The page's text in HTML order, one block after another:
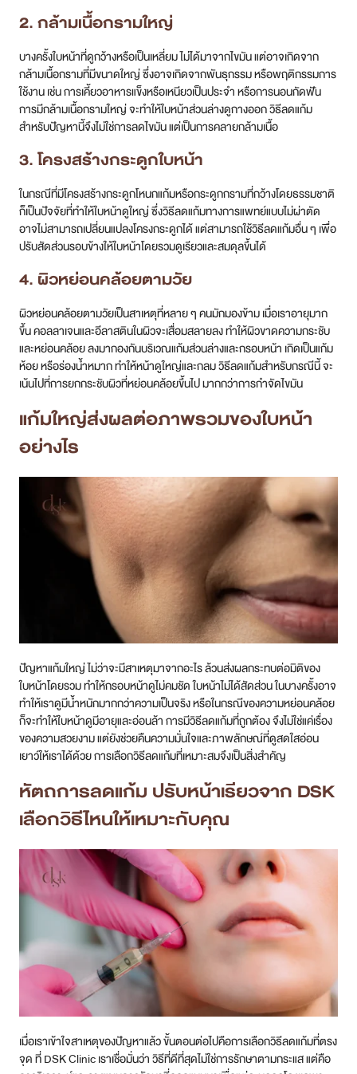
2. กล้ามเนื้อกรามใหญ่
บางครั้งใบหน้าที่ดูกว้างหรือเป็นเหลี่ยม ไม่ได้มาจากไขมัน แต่อาจเกิดจาก
กล้ามเนื้อกรามที่มีขนาดใหญ่ ซึ่งอาจเกิดจากพันธุกรรม หรือพฤติกรรมการ
ใช้งาน เช่น การเคี้ยวอาหารแข็งหรือเหนียวเป็นประจำ หรือการนอนกัดฟัน
การมีกล้ามเนื้อกรามใหญ่ จะทำให้ใบหน้าส่วนล่างดูกางออก วิธีลดแก้ม
สำหรับปัญหานี้จึงไม่ใช่การลดไขมัน แต่เป็นการคลายกล้ามเนื้อ
3. โครงสร้างกระดูกใบหน้า
ในกรณีที่มีโครงสร้างกระดูกโหนกแก้มหรือกระดูกกรามที่กว้างโดยธรรมชาติ
ก็เป็นปัจจัยที่ทำให้ใบหน้าดูใหญ่ ซึ่งวิธีลดแก้มทางการแพทย์แบบไม่ผ่าตัด
อาจไม่สามารถเปลี่ยนแปลงโครงกระดูกได้ แต่สามารถใช้วิธีลดแก้มอื่น ๆ เพื่อ
ปรับสัดส่วนรอบข้างให้ใบหน้าโดยรวมดูเรียวและสมดุลขึ้นได้
4. ผิวหย่อนคล้อยตามวัย
ผิวหย่อนคล้อยตามวัยเป็นสาเหตุที่หลาย ๆ คนมักมองข้าม เมื่อเราอายุมาก
ขึ้น คอลลาเจนและอีลาสตินในผิวจะเสื่อมสลายลง ทำให้ผิวขาดความกระชับ
และหย่อนคล้อย ลงมากองกันบริเวณแก้มส่วนล่างและกรอบหน้า เกิดเป็นแก้ม
ห้อย หรือร่องน้ำหมาก ทำให้หน้าดูใหญ่และกลม วิธีลดแก้มสำหรับกรณีนี้ จะ
เน้นไปที่การยกกระชับผิวที่หย่อนคล้อยขึ้นไป มากกว่าการกำจัดไขมัน
แก้มใหญ่ส่งผลต่อภาพรวมของใบหน้า
อย่างไร
ปัญหาแก้มใหญ่ ไม่ว่าจะมีสาเหตุมาจากอะไร ล้วนส่งผลกระทบต่อมิติของ
ใบหน้าโดยรวม ทำให้กรอบหน้าดูไม่คมชัด ใบหน้าไม่ได้สัดส่วน ในบางครั้งอาจ
ทำให้เราดูมีน้ำหนักมากกว่าความเป็นจริง หรือในกรณีของความหย่อนคล้อย
ก็จะทำให้ใบหน้าดูมีอายุและอ่อนล้า การมีวิธีลดแก้มที่ถูกต้อง จึงไม่ใช่แค่เรื่อง
ของความสวยงาม แต่ยังช่วยคืนความมั่นใจและภาพลักษณ์ที่ดูสดใสอ่อน
เยาว์ให้เราได้ด้วย การเลือกวิธีลดแก้มที่เหมาะสมจึงเป็นสิ่งสำคัญ
หัตถการลดแก้ม ปรับหน้าเรียวจาก DSK
เลือกวิธีไหนให้เหมาะกับคุณ
เมื่อเราเข้าใจสาเหตุของปัญหาแล้ว ขั้นตอนต่อไปคือการเลือกวิธีลดแก้มที่ตรง
จุด ที่ DSK Clinic เราเชื่อมั่นว่า วิธีที่ดีที่สุดไม่ใช่การรักษาตามกระแส แต่คือ